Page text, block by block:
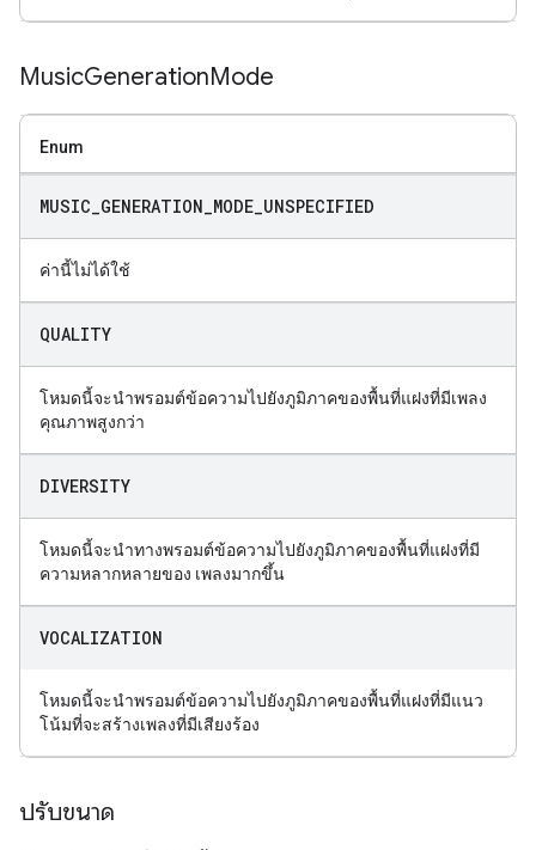
MusicGenerationMode
Enum
MUSIC GENERATION MODE UNSPECIFIED
ค่านี้ไม่ได้ใช้
QUALITY
โหมดนี้จะนำพรอมต์ข้อความไปยังภูมิภาคของพื้นที่แฝงที่มีเพลง
คุณภาพสูงกว่า
DIVERSITY
โหมดนี้จะนำทางพรอมต์ข้อความไปยังภูมิภาคของพื้นที่แฝงที่มี
ความหลากหลายของ เพลงมากขึ้น
VOCALIZATION
โหมดนี้จะนำพรอมต์ข้อความไปยังภูมิภาคของพื้นที่แฝงที่มีแนว
โน้มที่จะสร้างเพลงที่มีเสียงร้อง
ปรับขนาด